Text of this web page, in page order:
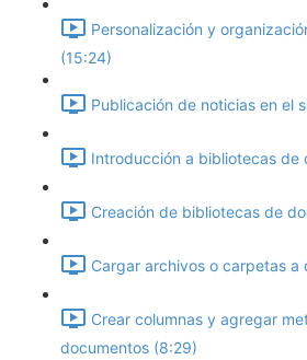
Personalización y
(15:24)
Publicación de noticias en el
Introducción a bibliotecas de
Creación de bibliotecas de
Cargar archivos o carpetas a
Crear columnas y agregar
documentos (8:29)